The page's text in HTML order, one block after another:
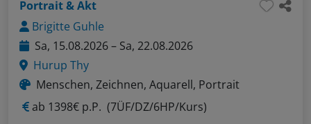
Portrait & Akt
Brigitte Guhle
Sa, 15.08.2026 – Sa, 22.08.2026
Hurup Thy
Menschen, Zeichnen, Aquarell, Portrait
ab 1398€ p.P. (7ÜF/DZ/6HP/Kurs)